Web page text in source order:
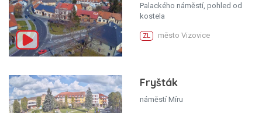
Palackého náměstí, pohled od
kostela
ZL město Vizovice
Fryšták
náměstí Míru